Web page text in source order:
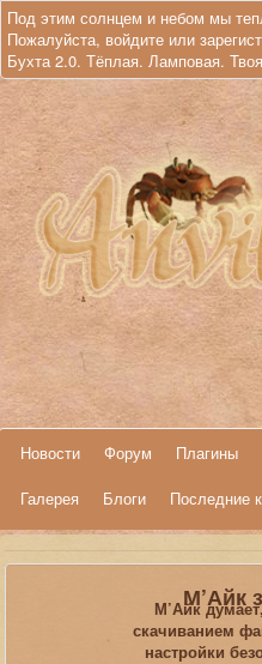
Под этим солнцем и небом мы
Пожалуйста, войдите или
Бухта 2.0. Тёплая. Ламповая.
Новости Форум Плагины
Галерея
Блоги Последние
М’Айк
М’Айк
скачиванием
настройки